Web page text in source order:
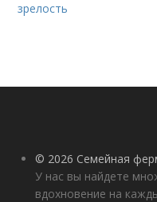
зрелость
© 2026 Семейная
У нас вы найдете
вдохновение на